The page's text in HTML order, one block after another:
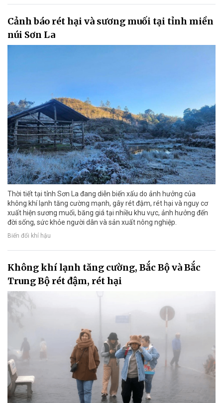
Cảnh báo rét hại và sương muối tại tỉnh miền
núi Sơn La
Thời tiết tại tỉnh Sơn La đang diễn biến xấu do ảnh hưởng của
không khí lạnh tăng cường mạnh, gây rét đậm, rét hại và nguy cơ
xuất hiện sương muối, băng giá tại nhiều khu vực, ảnh hưởng đến
đời sống, sức khỏe người dân và sản xuất nông nghiệp.
Biến đổi khí hậu
Không khí lạnh tăng cường, Bắc Bộ và Bắc
Trung Bộ rét đậm, rét hại